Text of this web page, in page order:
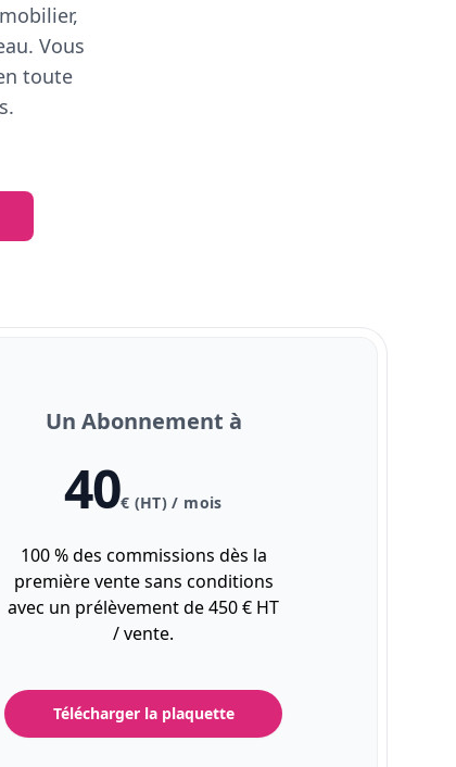
Vous
toute
Un Abonnement à
40€ (HT) / mois
100 % des commissions dès la
première vente sans conditions
avec un prélèvement de 450 € HT
/ vente.
Télécharger la plaquette